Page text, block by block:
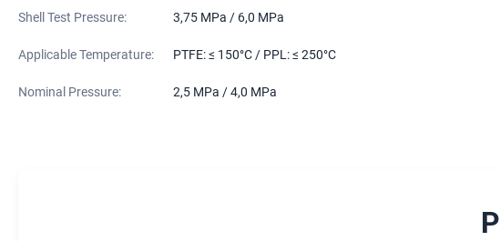
Shell Test Pressure: 3,75 MPa / 6,0 MPa
Applicable Temperature: PTFE: ≤ 150°C / PPL: ≤ 250°C
Nominal Pressure: 2,5 MPa / 4,0 MPa